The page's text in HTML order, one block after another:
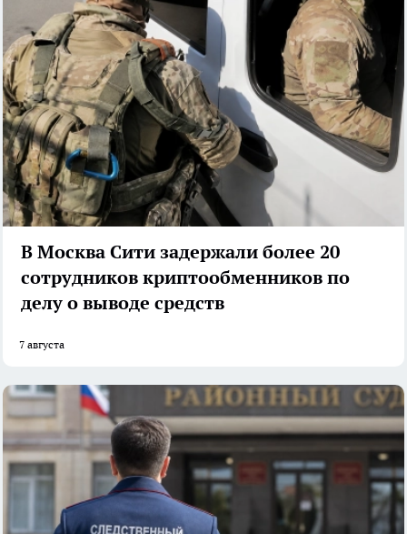
В Москва Сити задержали более 20
сотрудников криптообменников по
делу о выводе средств
7 августа